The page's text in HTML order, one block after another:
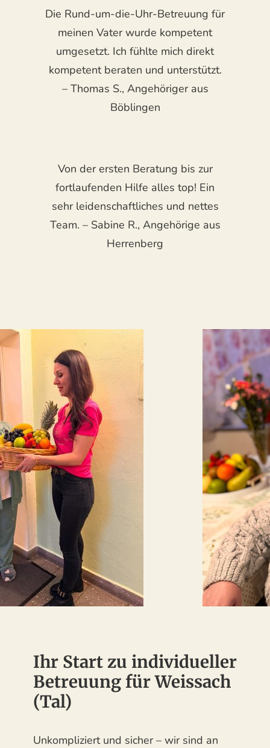
Die Rund-um-die-Uhr-Betreuung für
meinen Vater wurde kompetent
umgesetzt. Ich fühlte mich direkt
kompetent beraten und unterstützt.
– Thomas S., Angehöriger aus
Böblingen
Von der ersten Beratung bis zur
fortlaufenden Hilfe alles top! Ein
sehr leidenschaftliches und nettes
Team. – Sabine R., Angehörige aus
Herrenberg
Ihr Start zu individueller
Betreuung für Weissach
(Tal)
Unkompliziert und sicher – wir sind an